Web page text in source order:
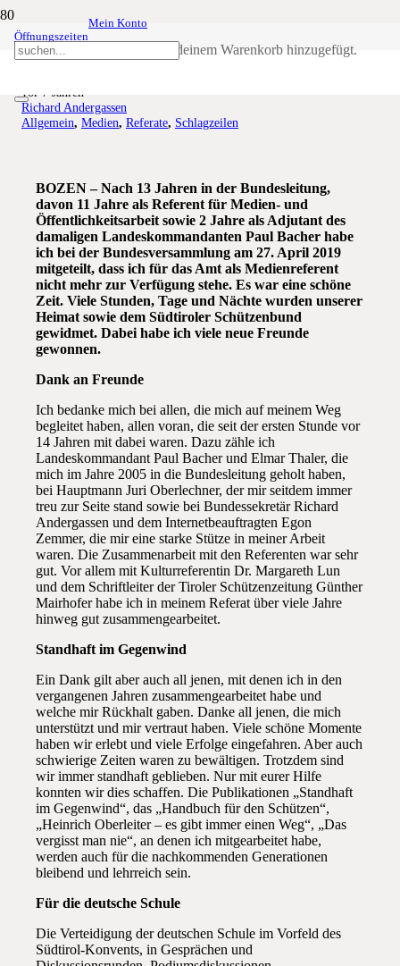
Öffnungszeiten
Mein Konto
wurde deinem Warenkorb hinzugefügt.
Alles für Tirol
vor 7 Jahren
Richard Andergassen
Allgemein, Medien, Referate, Schlagzeilen
BOZEN – Nach 13 Jahren in der Bundesleitung,
davon 11 Jahre als Referent für Medien- und
Öffentlichkeitsarbeit sowie 2 Jahre als Adjutant des
damaligen Landeskommandanten Paul Bacher habe
ich bei der Bundesversammlung am 27. April 2019
mitgeteilt, dass ich für das Amt als Medienreferent
nicht mehr zur Verfügung stehe. Es war eine schöne
Zeit. Viele Stunden, Tage und Nächte wurden unserer
Heimat sowie dem Südtiroler Schützenbund
gewidmet. Dabei habe ich viele neue Freunde
gewonnen.
Dank an Freunde
Ich bedanke mich bei allen, die mich auf meinem Weg
begleitet haben, allen voran, die seit der ersten Stunde vor
14 Jahren mit dabei waren. Dazu zähle ich
Landeskommandant Paul Bacher und Elmar Thaler, die
mich im Jahre 2005 in die Bundesleitung geholt haben,
bei Hauptmann Juri Oberlechner, der mir seitdem immer
treu zur Seite stand sowie bei Bundessekretär Richard
Andergassen und dem Internetbeauftragten Egon
Zemmer, die mir eine starke Stütze in meiner Arbeit
waren. Die Zusammenarbeit mit den Referenten war sehr
gut. Vor allem mit Kulturreferentin Dr. Margareth Lun
und dem Schriftleiter der Tiroler Schützenzeitung Günther
Mairhofer habe ich in meinem Referat über viele Jahre
hinweg gut zusammengearbeitet.
Standhaft im Gegenwind
Ein Dank gilt aber auch all jenen, mit denen ich in den
vergangenen Jahren zusammengearbeitet habe und
welche mir Rückhalt gaben. Danke all jenen, die mich
unterstützt und mir vertraut haben. Viele schöne Momente
haben wir erlebt und viele Erfolge eingefahren. Aber auch
schwierige Zeiten waren zu bewältigen. Trotzdem sind
wir immer standhaft geblieben. Nur mit eurer Hilfe
konnten wir dies schaffen. Die Publikationen „Standhaft
im Gegenwind“, das „Handbuch für den Schützen“,
„Heinrich Oberleiter – es gibt immer einen Weg“, „Das
vergisst man nie“, an denen ich mitgearbeitet habe,
werden auch für die nachkommenden Generationen
bleibend und lehrreich sein.
Für die deutsche Schule
Die Verteidigung der deutschen Schule im Vorfeld des
Südtirol-Konvents, in Gesprächen und